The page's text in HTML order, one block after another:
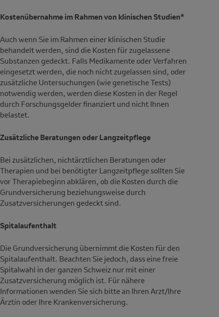
Kostenübernahme im Rahmen von klinischen Studien*
Auch wenn Sie im Rahmen einer klinischen Studie
behandelt werden, sind die Kosten für zugelassene
Substanzen gedeckt. Falls Medikamente oder Verfahren
eingesetzt werden, die noch nicht zugelassen sind, oder
zusätzliche Untersuchungen (wie genetische Tests)
notwendig werden, werden diese Kosten in der Regel
durch Forschungsgelder finanziert und nicht Ihnen
belastet.
Zusätzliche Beratungen oder Langzeitpflege
Bei zusätzlichen, nichtärztlichen Beratungen oder
Therapien und bei benötigter Langzeitpflege sollten Sie
vor Therapiebeginn abklären, ob die Kosten durch die
Grundversicherung beziehungsweise durch
Zusatzversicherungen gedeckt sind.
Spitalaufenthalt
Die Grundversicherung übernimmt die Kosten für den
Spitalaufenthalt. Beachten Sie jedoch, dass eine freie
Spitalwahl in der ganzen Schweiz nur mit einer
Zusatzversicherung möglich ist. Für nähere
Informationen wenden Sie sich bitte an Ihren Arzt/Ihre
Ärztin oder Ihre Krankenversicherung.